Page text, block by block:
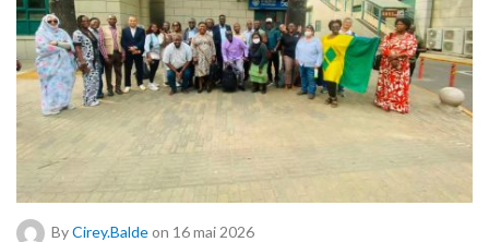
ByCirey.baldeon 16 mai 2026